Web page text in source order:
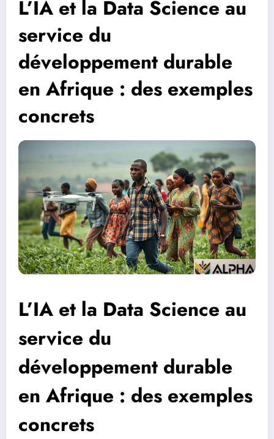
L’IA et la Data Science au
service du
développement durable
en Afrique : des exemples
concrets
L’IA et la Data Science au
service du
développement durable
en Afrique : des exemples
concrets